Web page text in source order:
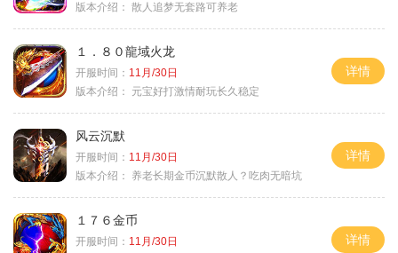
版本介绍： 散人追梦无套路可养老
１．８０龍域火龙
开服时间： 11月/30日
版本介绍：
元宝好打激情耐玩长久稳定
详情
风云沉默
开服时间： 11月/30日
版本介绍：
养老长期金币沉默散人？吃肉无暗坑
详情
１７６金币
开服时间： 11月/30日
详情